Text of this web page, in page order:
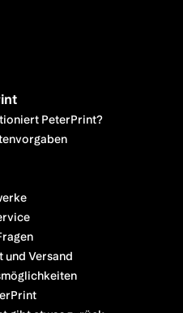
PeterPrint?
und Versand